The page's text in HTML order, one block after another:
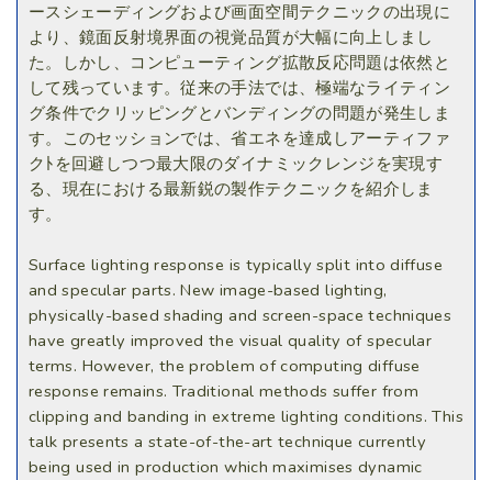
ースシェーディングおよび画面空間テクニックの出現に
より、鏡面反射境界面の視覚品質が大幅に向上しまし
た。しかし、コンピューティング拡散反応問題は依然と
して残っています。従来の手法では、極端なライティン
グ条件でクリッピングとバンディングの問題が発生しま
す。このセッションでは、省エネを達成しアーティファ
クﾄを回避しつつ最大限のダイナミックレンジを実現す
る、現在における最新鋭の製作テクニックを紹介しま
す。
Surface lighting response is typically split into diffuse
and specular parts. New image-based lighting,
physically-based shading and screen-space techniques
have greatly improved the visual quality of specular
terms. However, the problem of computing diffuse
response remains. Traditional methods suffer from
clipping and banding in extreme lighting conditions. This
talk presents a state-of-the-art technique currently
being used in production which maximises dynamic